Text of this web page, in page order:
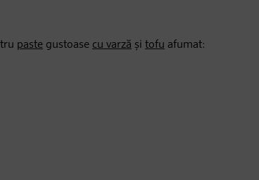
paste gustoase cu varză și tofu afumat: